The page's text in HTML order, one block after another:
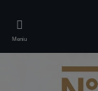
main
content
Meniu